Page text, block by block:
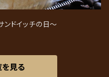
ドイッチの日～
見る